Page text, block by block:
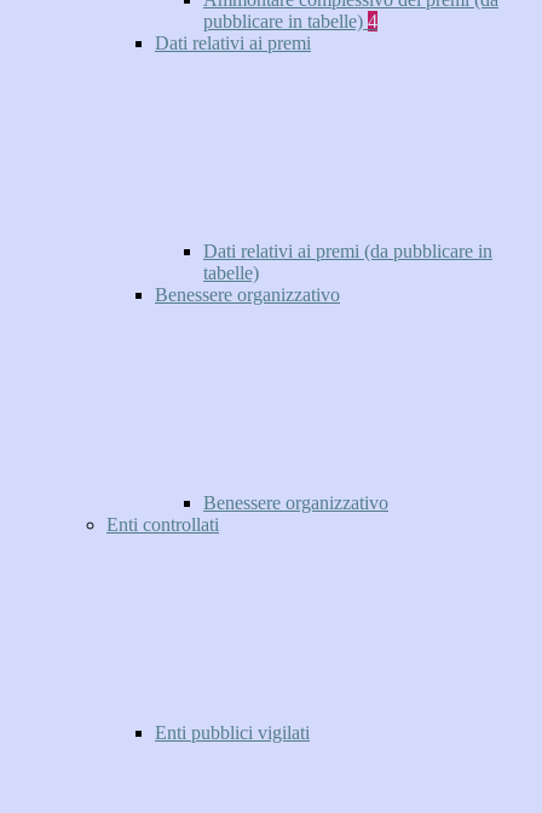
pubblicare in tabelle) 4
Dati relativi ai premi
Dati relativi ai premi (da pubblicare in
tabelle)
Benessere organizzativo
Benessere organizzativo
Enti controllati
Enti pubblici vigilati